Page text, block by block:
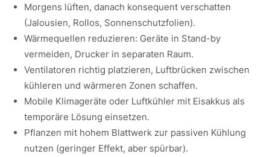
Morgens lüften, danach konsequent verschatten
(Jalousien, Rollos, Sonnenschutzfolien).
Wärmequellen reduzieren: Geräte in Stand-by
vermeiden, Drucker in separaten Raum.
Ventilatoren richtig platzieren, Luftbrücken zwischen
kühleren und wärmeren Zonen schaffen.
Mobile Klimageräte oder Luftkühler mit Eisakkus als
temporäre Lösung einsetzen.
Pflanzen mit hohem Blattwerk zur passiven Kühlung
nutzen (geringer Effekt, aber spürbar).